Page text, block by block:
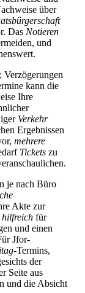
über
Das Notieren
und
Verzögerungen
kann die
Ihre
Verkehr
Ergebnissen
mehrere
Tickets zu
je nach Büro
Akte zur
hilfreich für
und einen
Jfor-
-Termins,
der
Seite aus
und die Absicht